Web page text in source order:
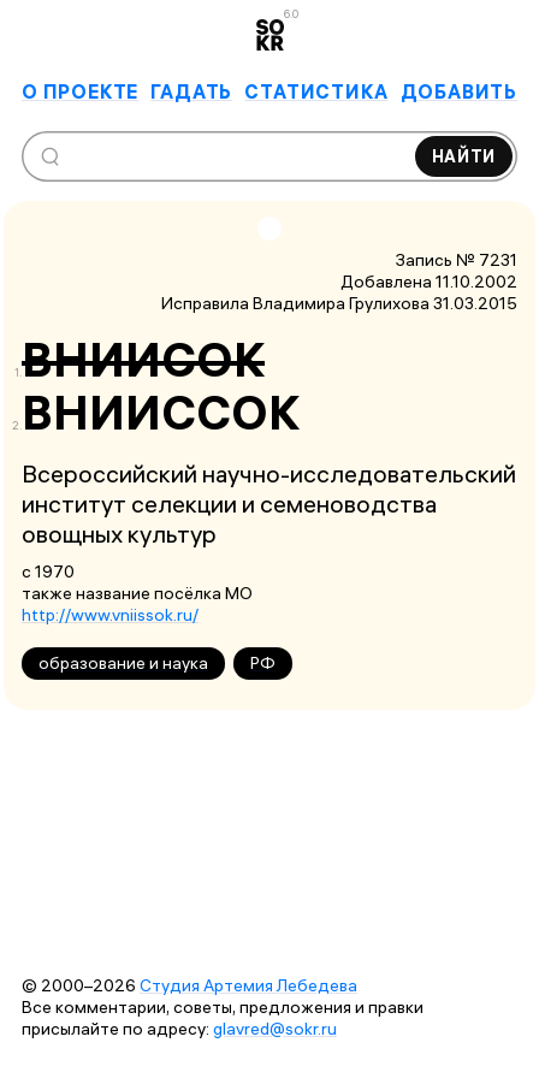
6.0
О ПРОЕКТЕ ГАДАТЬ СТАТИСТИКА ДОБАВИТЬ
НАЙТИ
Запись № 7231
Добавлена 11.10.2002
Исправила Владимира Грулихова 31.03.2015
ВНИИСОК
ВНИИССОК
Всероссийский научно-исследовательский
институт селекции и семеноводства
овощных культур
с 1970
также название посёлка МО
http://www.vniissok.ru/
образование и наука РФ
© 2000–2026 Студия Артемия Лебедева
Все комментарии, советы, предложения и правки
присылайте по адресу: glavred@sokr.ru